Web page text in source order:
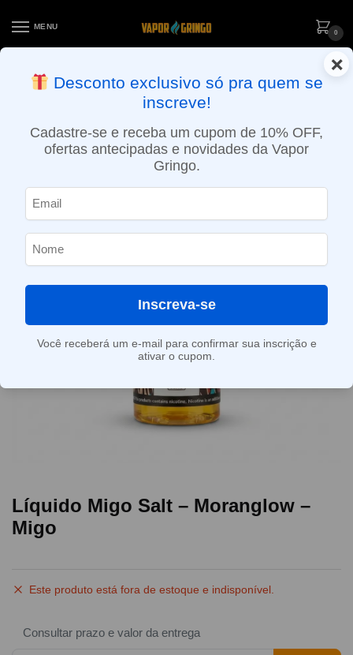
MENU
0
ENTREGA NO MESMO DIA EM SÃO PAULO (SEG A SEX): PEDIDOS
APROVADOS ATÉ 15:30 VIA MOTOBOY
Líquido Migo Salt – Moranglow –
Migo
Este produto está fora de estoque e indisponível.
Consultar prazo e valor da entrega
×
Desconto exclusivo só pra quem se
inscreve!
Cadastre-se e receba um cupom de 10% OFF,
ofertas antecipadas e novidades da Vapor
Gringo.
Inscreva-se
Você receberá um e-mail para confirmar sua inscrição e
ativar o cupom.